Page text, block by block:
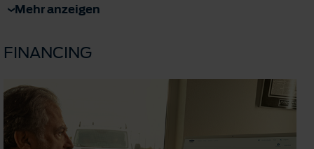
Mehr anzeigen
FINANCING